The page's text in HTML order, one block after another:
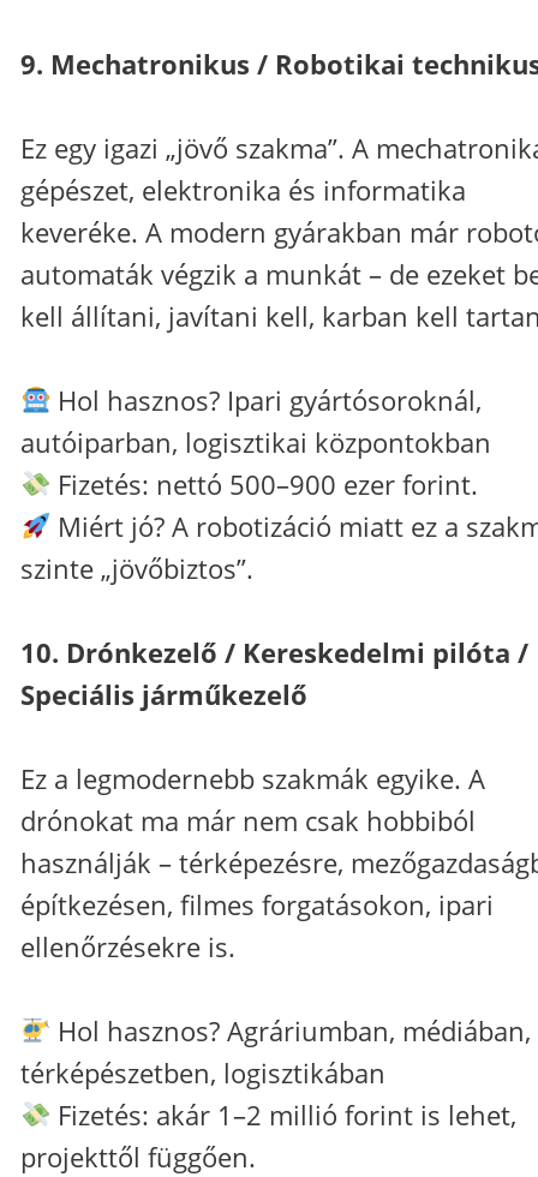
9. Mechatronikus / Robotikai
Ez egy igazi „jövő szakma”. A
gépészet, elektronika és informatika
keveréke. A modern gyárakban már
automaták végzik a munkát – de ezeket
kell állítani, javítani kell, karban kell
Hol hasznos? Ipari gyártósoroknál,
autóiparban, logisztikai központokban
Fizetés: nettó 500–900 ezer forint.
Miért jó? A robotizáció miatt ez a
szinte „jövőbiztos”.
10. Drónkezelő / Kereskedelmi pilóta /
Speciális járműkezelő
Ez a legmodernebb szakmák egyike. A
drónokat ma már nem csak hobbiból
használják – térképezésre,
építkezésen, filmes forgatásokon, ipari
ellenőrzésekre is.
Hol hasznos? Agráriumban, médiában,
térképészetben, logisztikában
Fizetés: akár 1–2 millió forint is lehet,
projekttől függően.